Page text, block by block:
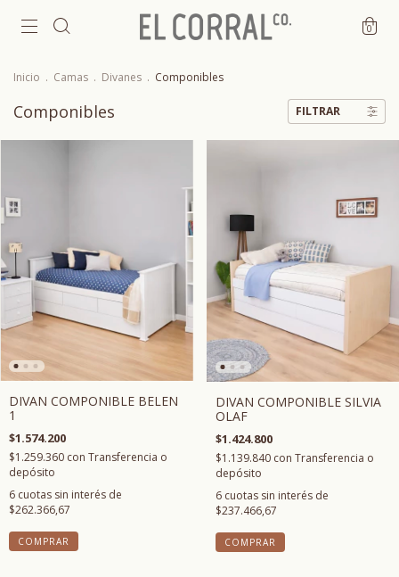
0
Inicio . Camas . Divanes . Componibles
Componibles FILTRAR
DIVAN COMPONIBLE BELEN
1
$1.574.200
$1.259.360 con Transferencia o
depósito
6 cuotas sin interés de
$262.366,67
COMPRAR
DIVAN COMPONIBLE SILVIA
OLAF
$1.424.800
$1.139.840 con Transferencia o
depósito
6 cuotas sin interés de
$237.466,67
COMPRAR